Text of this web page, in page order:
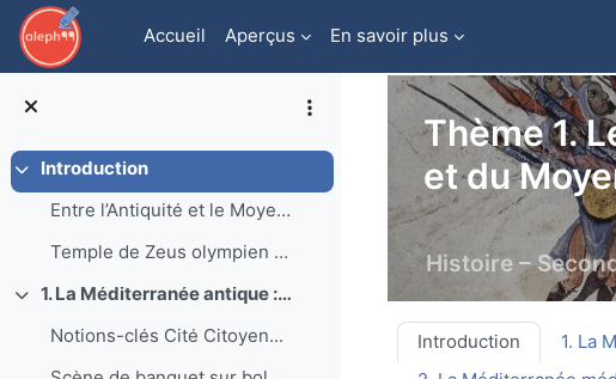
Passer au contenu principal
Accueil
Aperçus En savoir plus
Replier
Introduction
Entre l’Antiquité et le Moyen Âge, la Méditerr...
Temple de Zeus olympien à Athènes : Le...
Replier
1. La Méditerranée antique : les empreintes grecques et romaines
Notions-clés Cité Citoyen...
Thème 1.
et du
Histoire –
Aperçu de la
Introduction
1. La